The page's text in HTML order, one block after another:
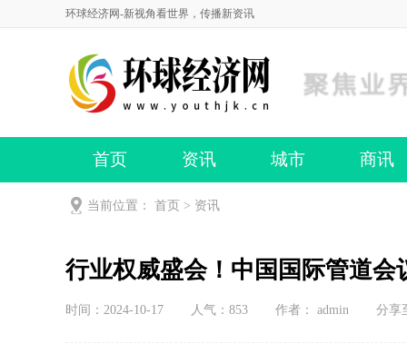
环球经济网-新视角看世界，传播新资讯
首页 资讯 城市 商讯
当前位置： 首页 > 资讯
行业权威盛会！中国国际管道
时间：2024-10-17 人气： 853 作者： admin 分享